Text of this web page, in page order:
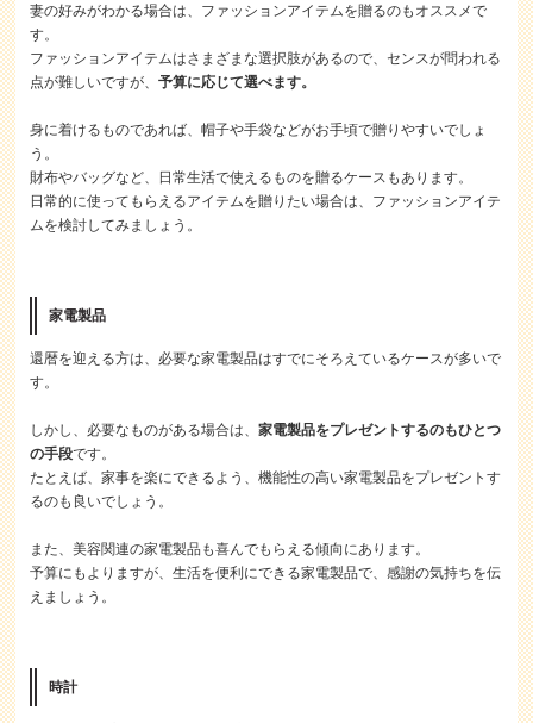
妻の好みがわかる場合は、ファッションアイテムを贈るのもオススメで
す。
ファッションアイテムはさまざまな選択肢があるので、センスが問われる
点が難しいですが、予算に応じて選べます。
身に着けるものであれば、帽子や手袋などがお手頃で贈りやすいでしょ
う。
財布やバッグなど、日常生活で使えるものを贈るケースもあります。
日常的に使ってもらえるアイテムを贈りたい場合は、ファッションアイテ
ムを検討してみましょう。
家電製品
還暦を迎える方は、必要な家電製品はすでにそろえているケースが多いで
す。
しかし、必要なものがある場合は、家電製品をプレゼントするのもひとつ
の手段です。
たとえば、家事を楽にできるよう、機能性の高い家電製品をプレゼントす
るのも良いでしょう。
また、美容関連の家電製品も喜んでもらえる傾向にあります。
予算にもよりますが、生活を便利にできる家電製品で、感謝の気持ちを伝
えましょう。
時計